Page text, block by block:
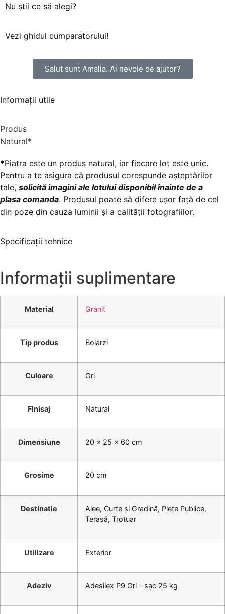
Nu știi ce să alegi?
Vezi ghidul cumparatorului!
Salut sunt Amalia. Ai nevoie de ajutor?
Informații utile
Produs
Natural*
*Piatra este un produs natural, iar fiecare lot este unic.
Pentru a te asigura că produsul corespunde așteptărilor
tale, solicită imagini ale lotului disponibil înainte de a
plasa comanda. Produsul poate să difere ușor față de cel
din poze din cauza luminii și a calității fotografiilor.
Specificații tehnice
Informații suplimentare
Material Granit
Tip produs Bolarzi
Culoare Gri
Finisaj Natural
Dimensiune 20 x 25 x 60 cm
Grosime 20 cm
Destinatie
Alee, Curte și Gradină, Piețe Publice,
Terasă, Trotuar
Utilizare Exterior
Adeziv Adesilex P9 Gri – sac 25 kg